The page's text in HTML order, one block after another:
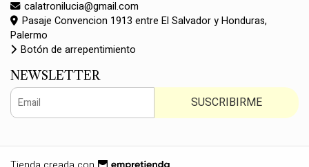
calatronilucia@gmail.com
Pasaje Convencion 1913 entre El Salvador y Honduras,
Palermo
Botón de arrepentimiento
NEWSLETTER
SUSCRIBIRME